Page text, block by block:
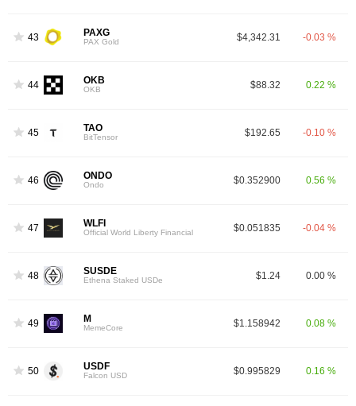
43 PAXG
PAX Gold $4,342.31 -0.03 %
44 OKB
OKB $88.32 0.22 %
45 TAO
BitTensor $192.65 -0.10 %
46 ONDO
Ondo $0.352900 0.56 %
47 WLFI
Official World Liberty Financial $0.051835 -0.04 %
48 SUSDE
Ethena Staked USDe $1.24 0.00 %
49 M
MemeCore $1.158942 0.08 %
50 USDF
Falcon USD $0.995829 0.16 %